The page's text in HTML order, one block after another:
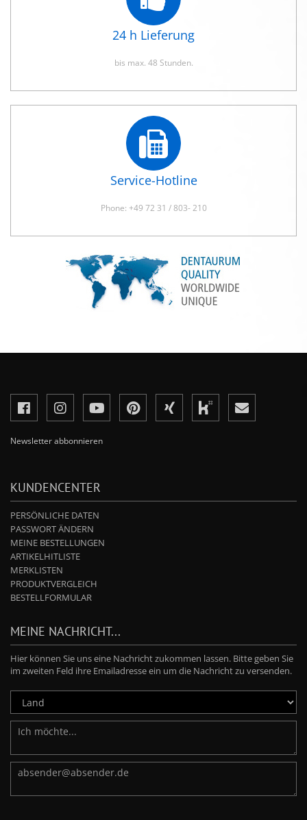
24 h Lieferung
bis max. 48 Stunden.
Service-Hotline
Phone: +49 72 31 / 803- 210
Newsletter abbonnieren
KUNDENCENTER
PERSÖNLICHE DATEN
PASSWORT ÄNDERN
MEINE BESTELLUNGEN
ARTIKELHITLISTE
MERKLISTEN
PRODUKTVERGLEICH
BESTELLFORMULAR
MEINE NACHRICHT...
Hier können Sie uns eine Nachricht zukommen lassen. Bitte geben Sie
im zweiten Feld ihre Emailadresse ein um die Nachricht zu versenden.